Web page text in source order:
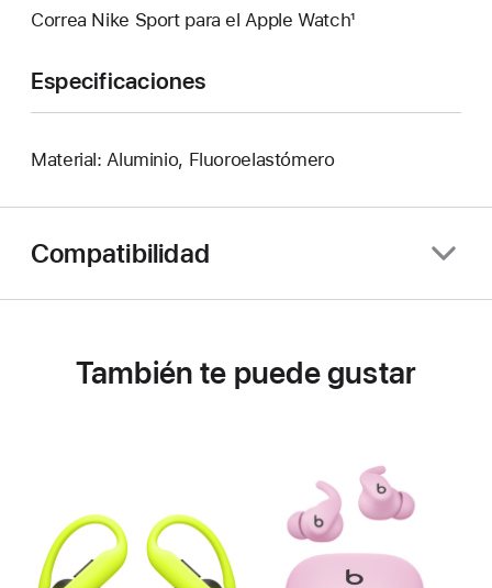
Correa Nike Sport para el Apple Watch¹
Especificaciones
Material: Aluminio, Fluoroelastómero
Compatibilidad
También te puede gustar